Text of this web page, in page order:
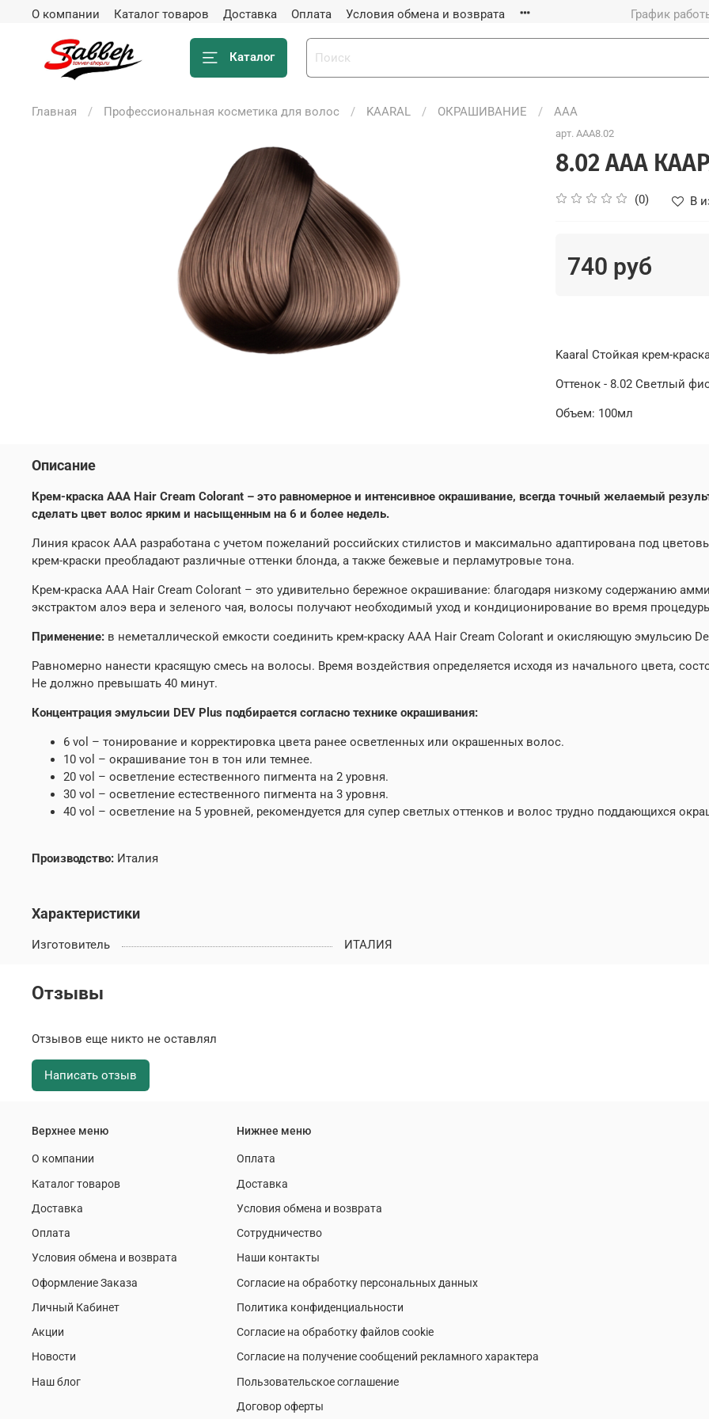
О компании Каталог товаров Доставка Оплата Условия обмена и возврата График
Каталог
Главная Профессиональная косметика для волос KAARAL ОКРАШИВАНИЕ ААА
арт. AAA8.02
8.02 ААА
(0) В
740 руб
Kaaral Стойкая крем-
Оттенок - 8.02 Светлый
Объем: 100мл
Описание
Крем-краска ААА Hair Cream Colorant – это равномерное и интенсивное окрашивание, всегда точный желаемый
сделать цвет волос ярким и насыщенным на 6 и более недель.
Линия красок ААА разработана с учетом пожеланий российских стилистов и максимально адаптирована под
крем-краски преобладают различные оттенки блонда, а также бежевые и перламутровые тона.
Крем-краска ААА Hair Cream Colorant – это удивительно бережное окрашивание: благодаря низкому содержанию
экстрактом алоэ вера и зеленого чая, волосы получают необходимый уход и кондиционирование во время
Применение: в неметаллической емкости соединить крем-краску ААА Hair Cream Colorant и окисляющую эмульсию
Равномерно нанести красящую смесь на волосы. Время воздействия определяется исходя из начального цвета,
Не должно превышать 40 минут.
Концентрация эмульсии DEV Plus подбирается согласно технике окрашивания:
6 vol – тонирование и корректировка цвета ранее осветленных или окрашенных волос.
10 vol – окрашивание тон в тон или темнее.
20 vol – осветление естественного пигмента на 2 уровня.
30 vol – осветление естественного пигмента на 3 уровня.
40 vol – осветление на 5 уровней, рекомендуется для супер светлых оттенков и волос трудно поддающихся
Производство: Италия
Характеристики
Изготовитель ИТАЛИЯ
Отзывы
Отзывов еще никто не оставлял
Написать отзыв
Верхнее меню
О компании
Каталог товаров
Доставка
Оплата
Условия обмена и возврата
Оформление Заказа
Личный Кабинет
Акции
Новости
Наш блог
Нижнее меню
Оплата
Доставка
Условия обмена и возврата
Сотрудничество
Наши контакты
Согласие на обработку персональных данных
Политика конфиденциальности
Согласие на обработку файлов cookie
Согласие на получение сообщений рекламного характера
Пользовательское соглашение
Договор оферты